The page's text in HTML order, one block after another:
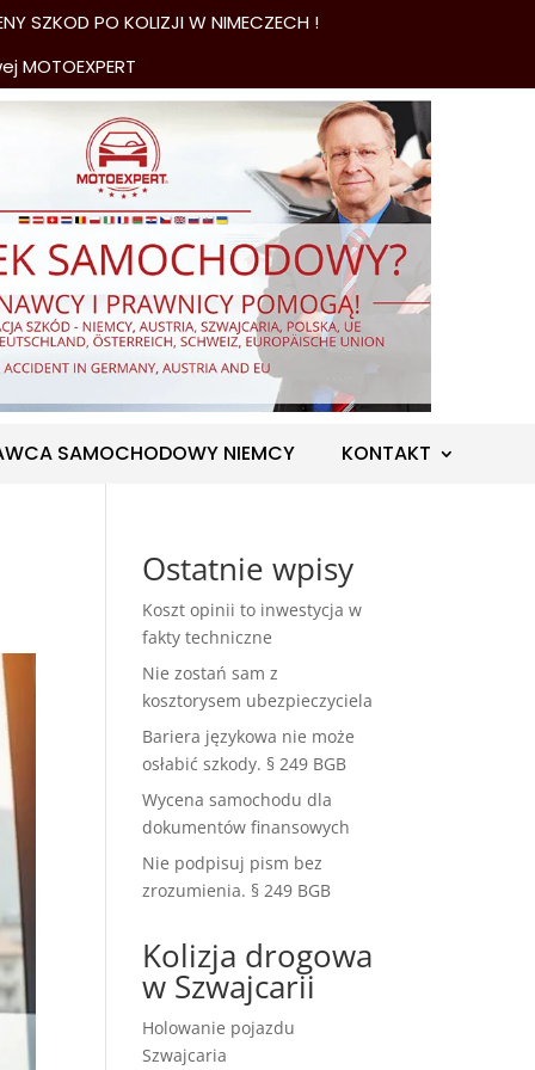
PO KOLIZJI W NIMECZECH !
SAMOCHODOWY NIEMCY KONTAKT
Ostatnie wpisy
Koszt opinii to inwestycja w
fakty techniczne
Nie zostań sam z
kosztorysem ubezpieczyciela
Bariera językowa nie może
osłabić szkody. § 249 BGB
Wycena samochodu dla
dokumentów finansowych
Nie podpisuj pism bez
zrozumienia. § 249 BGB
Kolizja drogowa
w Szwajcarii
Holowanie pojazdu
Szwajcaria